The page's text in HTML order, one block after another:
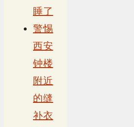
睡了
警惕
西安
钟楼
附近
的缝
补衣